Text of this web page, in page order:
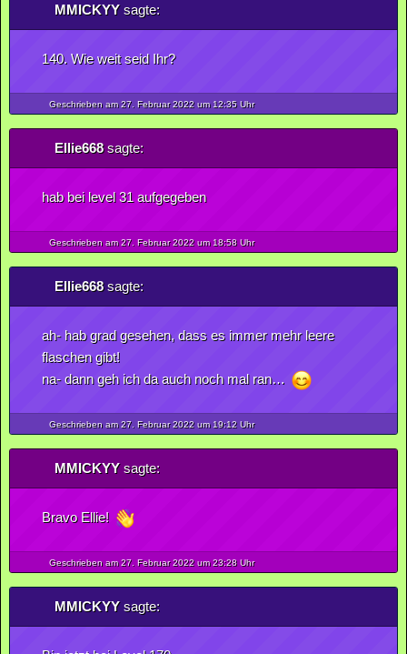
MMICKYYsagte:
140. Wie weit seid Ihr?
Geschrieben am 27. Februar2022um 12:35 Uhr
Ellie668sagte:
hab bei level 31 aufgegeben
Geschrieben am 27. Februar2022um 18:58 Uhr
Ellie668sagte:
ah- hab grad gesehen, dass es immer mehr leere
flaschen gibt!
na- dann geh ich da auch noch mal ran…
Geschrieben am 27. Februar2022um 19:12 Uhr
MMICKYYsagte:
Bravo Ellie!
Geschrieben am 27. Februar2022um 23:28 Uhr
MMICKYYsagte: